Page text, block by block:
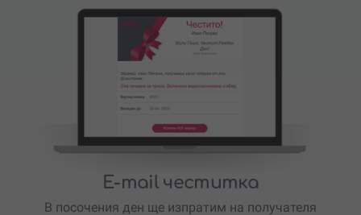
E-mail честитка
В посочения ден ще изпратим на получателя